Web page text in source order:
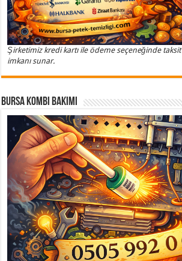
Şirketimiz kredi kartı ile ödeme seçeneğinde taksit
imkanı sunar.
Bursa Kombi Bakımı